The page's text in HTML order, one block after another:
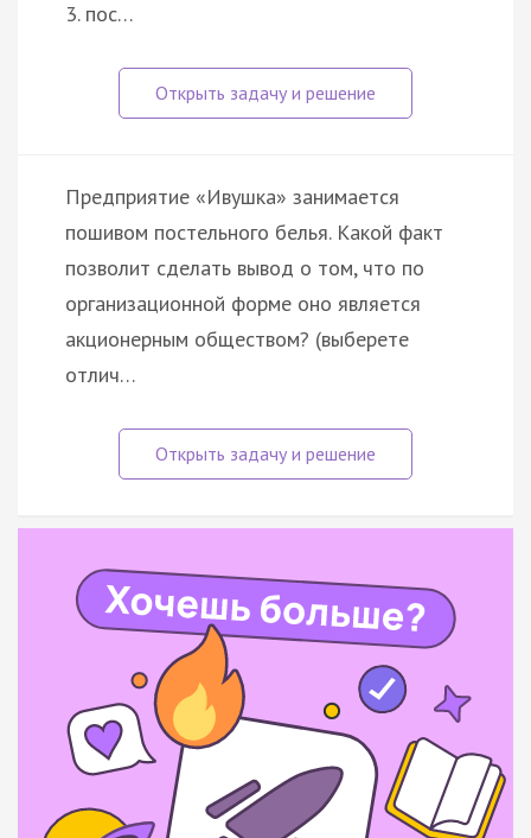
3. пос…
Предприятие «Ивушка» занимается
пошивом постельного белья. Какой факт
позволит сделать вывод о том, что по
организационной форме оно является
акционерным обществом? (выберете
отлич…